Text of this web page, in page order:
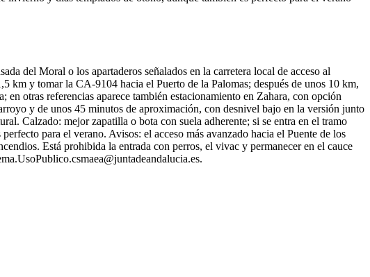
del Moral o los apartaderos señalados en la carretera local de acceso al
km y tomar la CA-9104 hacia el Puerto de la Palomas; después de unos 10 km,
otras referencias aparece también estacionamiento en Zahara, con opción
y de unos 45 minutos de aproximación, con desnivel bajo en la versión junto
Calzado: mejor zapatilla o bota con suela adherente; si se entra en el tramo
para el verano. Avisos: el acceso más avanzado hacia el Puente de los
Está prohibida la entrada con perros, el vivac y permanecer en el cauce